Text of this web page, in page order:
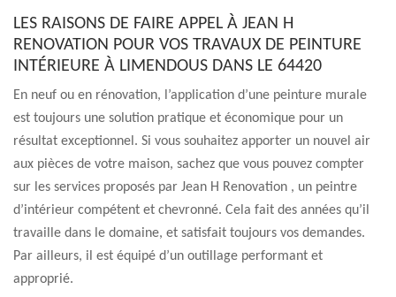
LES RAISONS DE FAIRE APPEL À JEAN H
RENOVATION POUR VOS TRAVAUX DE PEINTURE
INTÉRIEURE À LIMENDOUS DANS LE 64420
En neuf ou en rénovation, l’application d’une peinture murale
est toujours une solution pratique et économique pour un
résultat exceptionnel. Si vous souhaitez apporter un nouvel air
aux pièces de votre maison, sachez que vous pouvez compter
sur les services proposés par Jean H Renovation , un peintre
d’intérieur compétent et chevronné. Cela fait des années qu’il
travaille dans le domaine, et satisfait toujours vos demandes.
Par ailleurs, il est équipé d’un outillage performant et
approprié.